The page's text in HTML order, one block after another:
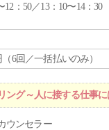
12：50／13：10〜14：30
（6回／一括払いのみ）
ング～人に接する仕事
ウンセラー